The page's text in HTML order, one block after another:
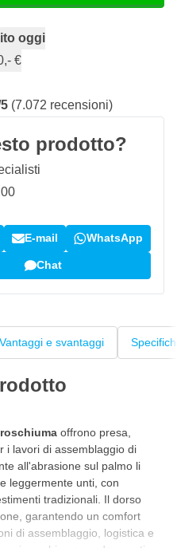
oggi
€
(7.072 recensioni)
prodotto?
E-mail WhatsApp
Chat
Vantaggi e svantaggi
offrono presa,
i lavori di assemblaggio di
all'abrasione sul palmo li
leggermente unti, con
tradizionali. Il dorso
garantendo un comfort
di assemblaggio, logistica e